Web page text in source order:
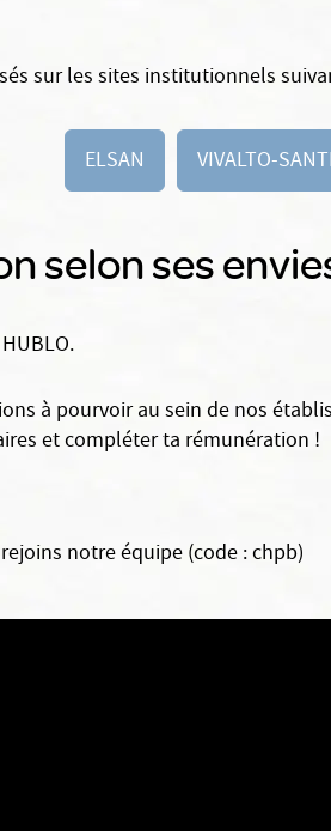
sur les sites institutionnels
ELSAN VIVALTO-
selon ses
à pourvoir au sein de nos
et compléter ta rémunération !
notre équipe (code : chpb)